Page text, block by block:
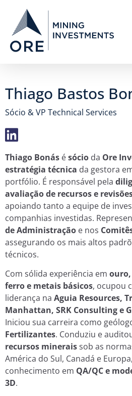
Thiago Bastos
Sócio & VP Technical Services
Thiago Bonás ésócio da Ore
estratégia técnica da gestora
portfólio. É responsável pela
avaliação de recursos e
apoiando tanto a equipe de
companhias investidas.
de Administração e nos
assegurando os mais altos
técnicos.
Com sólida experiência em
ferro e metais básicos, ocupou
liderança na Aguia Resources,
Manhattan, SRK Consulting e
Iniciou sua carreira como
Fertilizantes. Conduziu e
recursos mineraissob as
América do Sul, Canadá e
conhecimento em QA/QC e
3D.